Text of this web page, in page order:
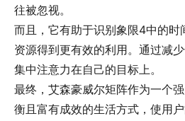
往被忽视。
而且，它有助于识别象限4中的时
资源得到更有效的利用。通过减
集中注意力在自己的目标上。
最终，艾森豪威尔矩阵作为一个
衡且富有成效的生活方式，使用